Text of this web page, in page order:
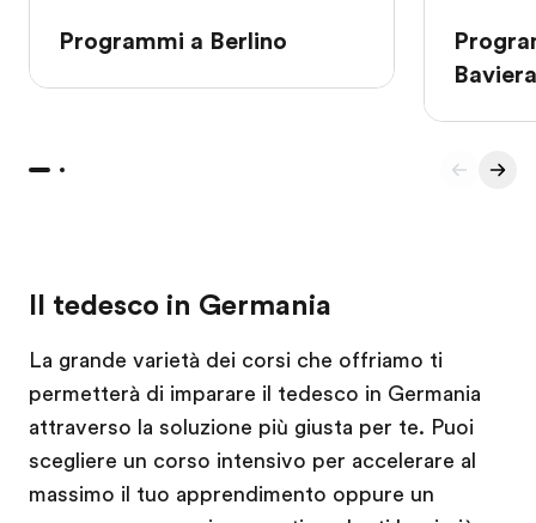
Programmi a Berlino
Baviera
Il tedesco in Germania
La grande varietà dei corsi che offriamo ti
permetterà di imparare il tedesco in Germania
attraverso la soluzione più giusta per te. Puoi
scegliere un corso intensivo per accelerare al
massimo il tuo apprendimento oppure un